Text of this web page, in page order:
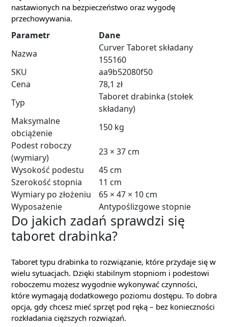
nastawionych na bezpieczeństwo oraz wygodę
przechowywania.
Parametr
Dane
Nazwa
Curver Taboret składany
155160
SKU
aa9b52080f50
Cena
78,1 zł
Typ
Taboret drabinka (stołek
składany)
Maksymalne
obciążenie
150 kg
Podest roboczy
(wymiary)
23 × 37 cm
Wysokość podestu
45 cm
Szerokość stopnia
11 cm
Wymiary po złożeniu
65 × 47 × 10 cm
Wyposażenie
Antypoślizgowe stopnie
Do jakich zadań sprawdzi się
taboret drabinka?
Taboret typu drabinka to rozwiązanie, które przydaje się w
wielu sytuacjach. Dzięki stabilnym stopniom i podestowi
roboczemu możesz wygodnie wykonywać czynności,
które wymagają dodatkowego poziomu dostępu. To dobra
opcja, gdy chcesz mieć sprzęt pod ręką – bez konieczności
rozkładania cięższych rozwiązań.